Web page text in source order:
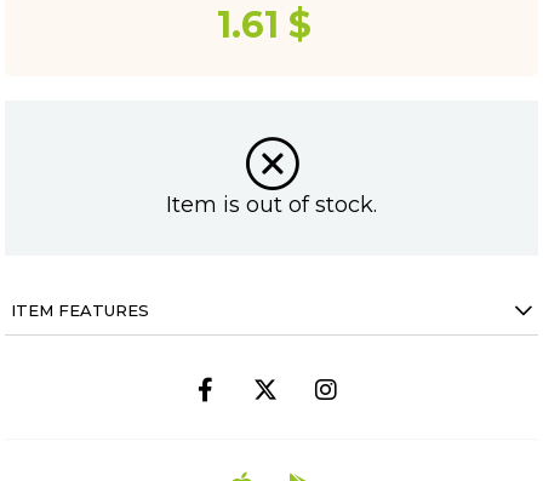
1.61 $
Item is out of stock.
ITEM FEATURES